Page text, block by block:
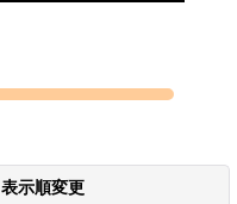
表示順変更